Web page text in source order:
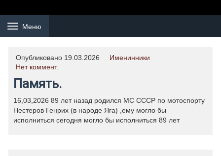
Навигация
Меню
Опубликовано 19.03.2026
Именинники
Нет коммент.
Память.
16,03,2026 89 лет назад родился МС СССР по мотоспорту
Нестеров Генрих (в народе Яга) ,ему могло бы
исполниться сегодня могло бы исполниться 89 лет